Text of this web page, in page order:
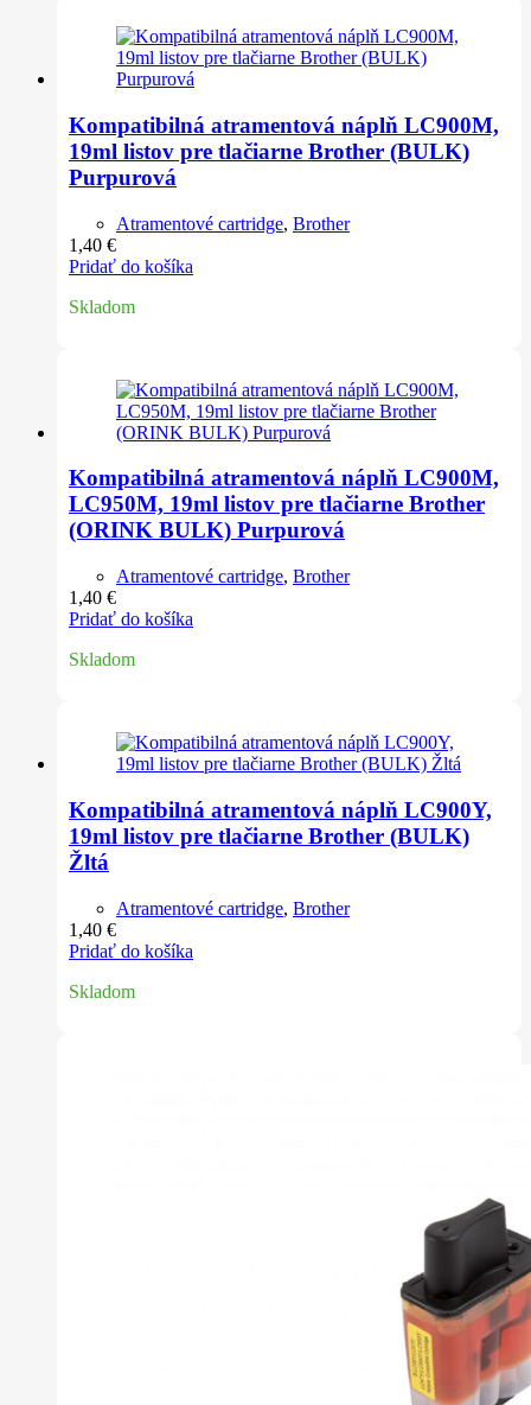
Kompatibilná atramentová náplň LC900M,
19ml listov pre tlačiarne Brother (BULK)
Purpurová
Atramentové cartridge, Brother
1,40 €
Pridať do košíka
Skladom
Kompatibilná atramentová náplň LC900M,
LC950M, 19ml listov pre tlačiarne Brother
(ORINK BULK) Purpurová
Atramentové cartridge, Brother
1,40 €
Pridať do košíka
Skladom
Kompatibilná atramentová náplň LC900Y,
19ml listov pre tlačiarne Brother (BULK)
Žltá
Atramentové cartridge, Brother
1,40 €
Pridať do košíka
Skladom